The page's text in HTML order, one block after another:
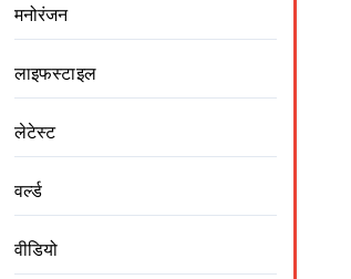
मनोरंजन
लाइफस्टाइल
लेटेस्ट
वर्ल्ड
वीडियो